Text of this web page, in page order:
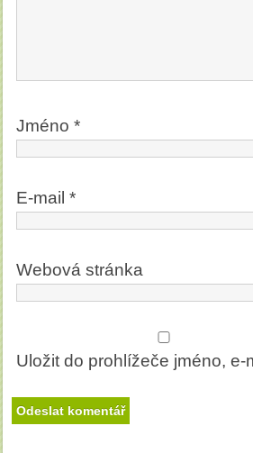
Jméno *
E-mail *
Webová stránka
Uložit do prohlížeče jméno,